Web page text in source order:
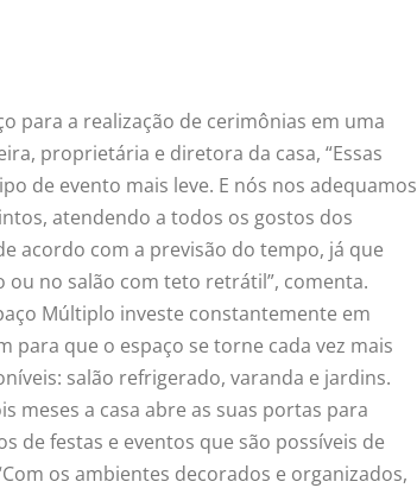
para a realização de cerimônias em uma
proprietária e diretora da casa, “Essas
de evento mais leve. E nós nos adequamos
atendendo a todos os gostos dos
acordo com a previsão do tempo, já que
no salão com teto retrátil”, comenta.
Múltiplo investe constantemente em
que o espaço se torne cada vez mais
salão refrigerado, varanda e jardins.
meses a casa abre as suas portas para
de festas e eventos que são possíveis de
os ambientes decorados e organizados,